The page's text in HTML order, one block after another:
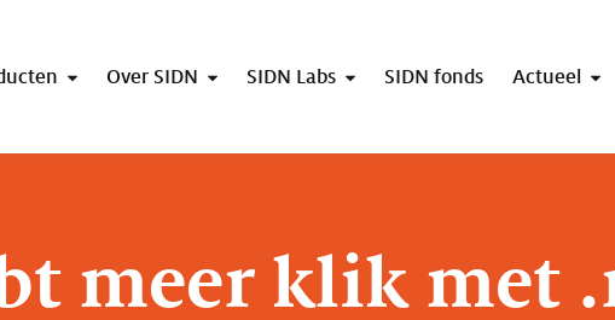
Over SIDN SIDN Labs SIDN fonds Actueel
meer klik met